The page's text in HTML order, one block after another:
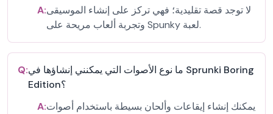
A:لا توجد قصة تقليدية؛ فهي تركز على إنشاء الموسيقى
وتجربة ألعاب مريحة على Spunky لعبة.
Q:ما نوع الأصوات التي يمكنني إنشاؤها في Sprunki Boring
Edition؟
A:يمكنك إنشاء إيقاعات وألحان بسيطة باستخدام أصوات